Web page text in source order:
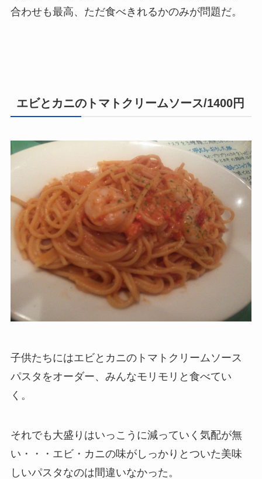
合わせも最高、ただ食べきれるかのみが問題だ。
エビとカニのトマトクリームソース/1400円
子供たちにはエビとカニのトマトクリームソース
パスタをオーダー、みんなモリモリと食べてい
く。
それでも大盛りはいっこうに減っていく気配が無
い・・・エビ・カニの味がしっかりとついた美味
しいパスタなのは間違いなかった。